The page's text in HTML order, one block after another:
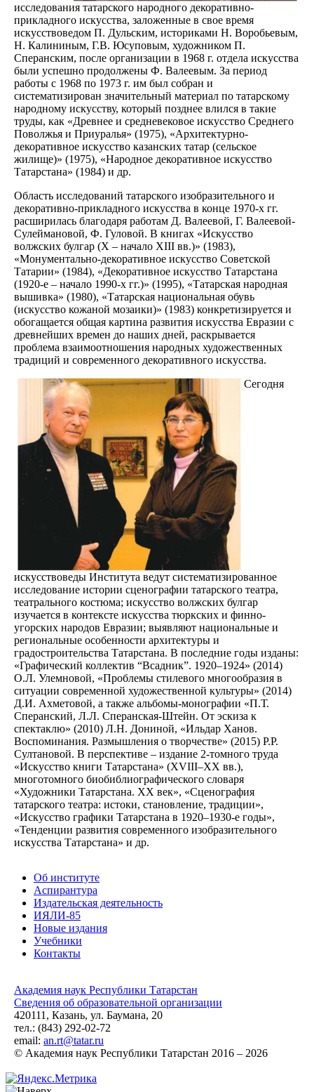
исследования татарского народного декоративно-
прикладного искусства, заложенные в свое время
искусствоведом П. Дульским, историками Н. Воробьевым,
Н. Калининым, Г.В. Юсуповым, художником П.
Сперанским, после организации в 1968 г. отдела искусства
были успешно продолжены Ф. Валеевым. За период
работы с 1968 по 1973 г. им был собран и
систематизирован значительный материал по татарскому
народному искусству, который позднее влился в такие
труды, как «Древнее и средневековое искусство Среднего
Поволжья и Приуралья» (1975), «Архитектурно-
декоративное искусство казанских татар (сельское
жилище)» (1975), «Народное декоративное искусство
Татарстана» (1984) и др.
Область исследований татарского изобразительного и
декоративно-прикладного искусства в конце 1970-х гг.
расширилась благодаря работам Д. Валеевой, Г. Валеевой-
Сулеймановой, Ф. Гуловой. В книгах «Искусство
волжских булгар (X – начало XIII вв.)» (1983),
«Монументально-декоративное искусство Советской
Татарии» (1984), «Декоративное искусство Татарстана
(1920-е – начало 1990-х гг.)» (1995), «Татарская народная
вышивка» (1980), «Татарская национальная обувь
(искусство кожаной мозаики)» (1983) конкретизируется и
обогащается общая картина развития искусства Евразии с
древнейших времен до наших дней, раскрывается
проблема взаимоотношения народных художественных
традиций и современного декоративного искусства.
Сегодня
искусствоведы Института ведут систематизированное
исследование истории сценографии татарского театра,
театрального костюма; искусство волжских булгар
изучается в контексте искусства тюркских и финно-
угорских народов Евразии; выявляют национальные и
региональные особенности архитектуры и
градостроительства Татарстана. В последние годы изданы:
«Графический коллектив “Всадник”. 1920–1924» (2014)
О.Л. Улемновой, «Проблемы стилевого многообразия в
ситуации современной художественной культуры» (2014)
Д.И. Ахметовой, а также альбомы-монографии «П.Т.
Сперанский, Л.Л. Сперанская-Штейн. От эскиза к
спектаклю» (2010) Л.Н. Дониной, «Ильдар Ханов.
Воспоминания. Размышления о творчестве» (2015) Р.Р.
Султановой. В перспективе – издание 2-томного труда
«Искусство книги Татарстана» (XVIII–XX вв.),
многотомного биобиблиографического словаря
«Художники Татарстана. XX век», «Сценография
татарского театра: истоки, становление, традиции»,
«Искусство графики Татарстана в 1920–1930-е годы»,
«Тенденции развития современного изобразительного
искусства Татарстана» и др.
Об институте
Аспирантура
Издательская деятельность
ИЯЛИ-85
Новые издания
Учебники
Контакты
Академия наук Республики Татарстан
Сведения об образовательной организации
420111, Казань, ул. Баумана, 20
тел.: (843) 292-02-72
email: an.rt@tatar.ru
© Академия наук Республики Татарстан 2016 – 2026